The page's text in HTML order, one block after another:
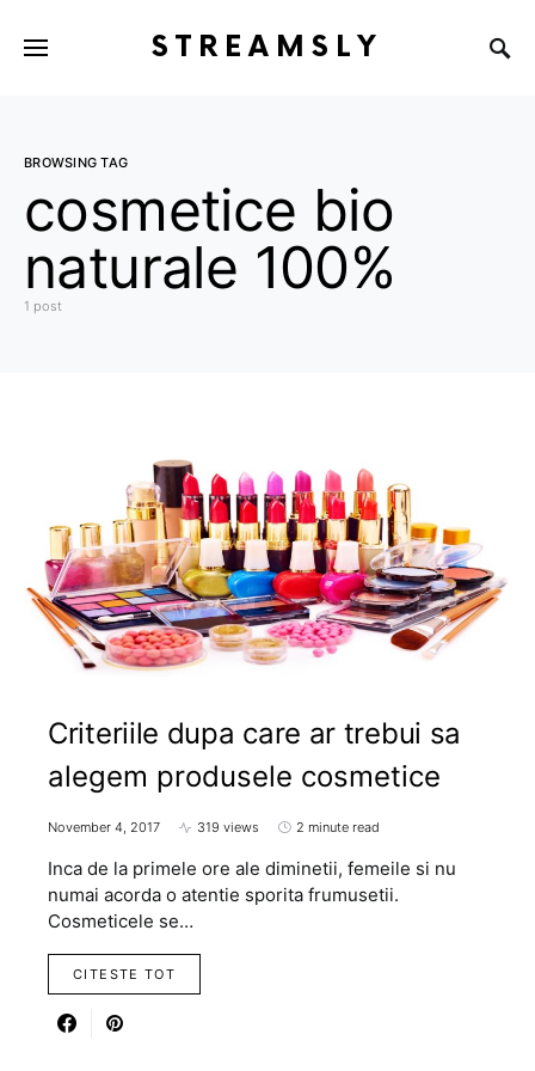
STREAMSLY
BROWSING TAG
cosmetice bio
naturale 100%
1 post
Criteriile dupa care ar trebui sa
alegem produsele cosmetice
November 4, 2017 319 views 2 minute read
Inca de la primele ore ale diminetii, femeile si nu
numai acorda o atentie sporita frumusetii.
Cosmeticele se…
CITESTE TOT